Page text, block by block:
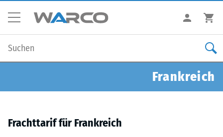
Frankreich
Frachttarif für Frankreich